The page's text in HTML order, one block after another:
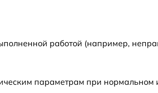
работой (например,
параметрам при нормальном